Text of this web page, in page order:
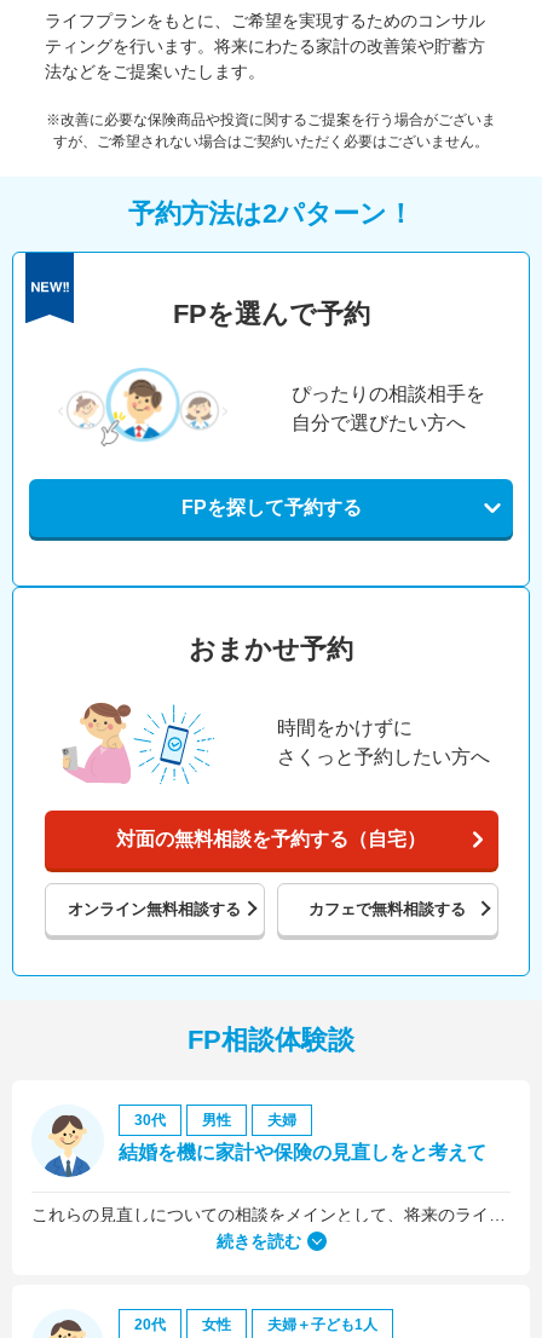
ライフプランをもとに、ご希望を実現するためのコンサル
ティングを行います。将来にわたる家計の改善策や貯蓄方
法などをご提案いたします。
※改善に必要な保険商品や投資に関するご提案を行う場合がございま
すが、ご希望されない場合はご契約いただく必要はございません。
予約方法は2パターン！
FPを選んで予約
ぴったりの相談相手を
自分で選びたい方へ
FPを探して予約する
おまかせ予約
時間をかけずに
さくっと予約したい方へ
対面の無料相談を予約する（自宅）
オンライン無料相談する カフェで無料相談する
FP相談体験談
30代 男性 夫婦
結婚を機に家計や保険の見直しをと考えて
続きを読む
20代 女性 夫婦＋子ども1人